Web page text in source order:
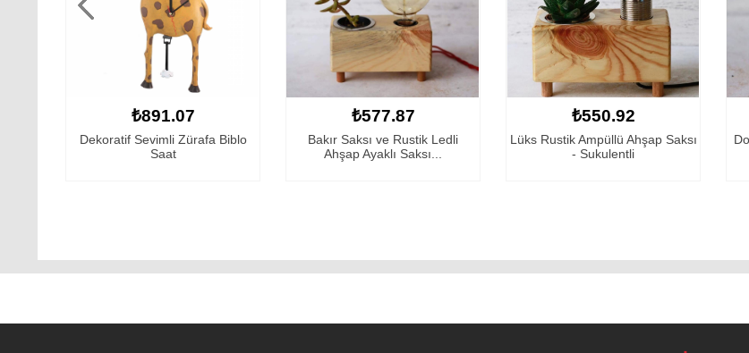
₺577.87
Bakır Saksı ve Rustik Ledli
Ahşap Ayaklı Saksı...
₺550.92
Lüks Rustik Ampüllü Ahşap Saksı
- Sukulentli
₺577.87
Doğal Sekizgen Ahşap ve Spiral
Masaüstü Lambas...